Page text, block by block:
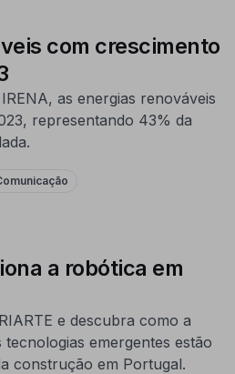
com crescimento
as energias renováveis
representando 43% da
a robótica em
e descubra como a
emergentes estão
construção em Portugal.